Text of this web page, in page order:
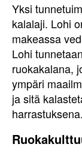
Yksi
kalalaji. Lohi
makeassa
Lohi
ruokakalana,
ympäri
ja sitä
harrastuksena.